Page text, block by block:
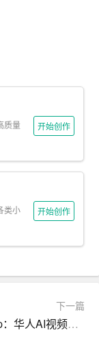
虽然这个过程
与客户的交流
意见，同时也
我明白了团队
程中，我需要
我意识到，只
我认识到持续
作技能也需要
习，不断提高
名AI写作助
写作服务，帮
质量
开始创作
类小
开始创作
下一篇
OpusClip：华人AI视频工具获3000万美元北美投资，革新社交媒体视频编辑